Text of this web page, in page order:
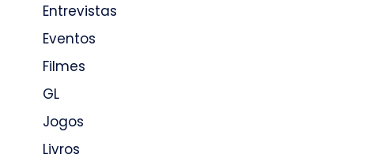
Entrevistas
Eventos
Filmes
GL
Jogos
Livros